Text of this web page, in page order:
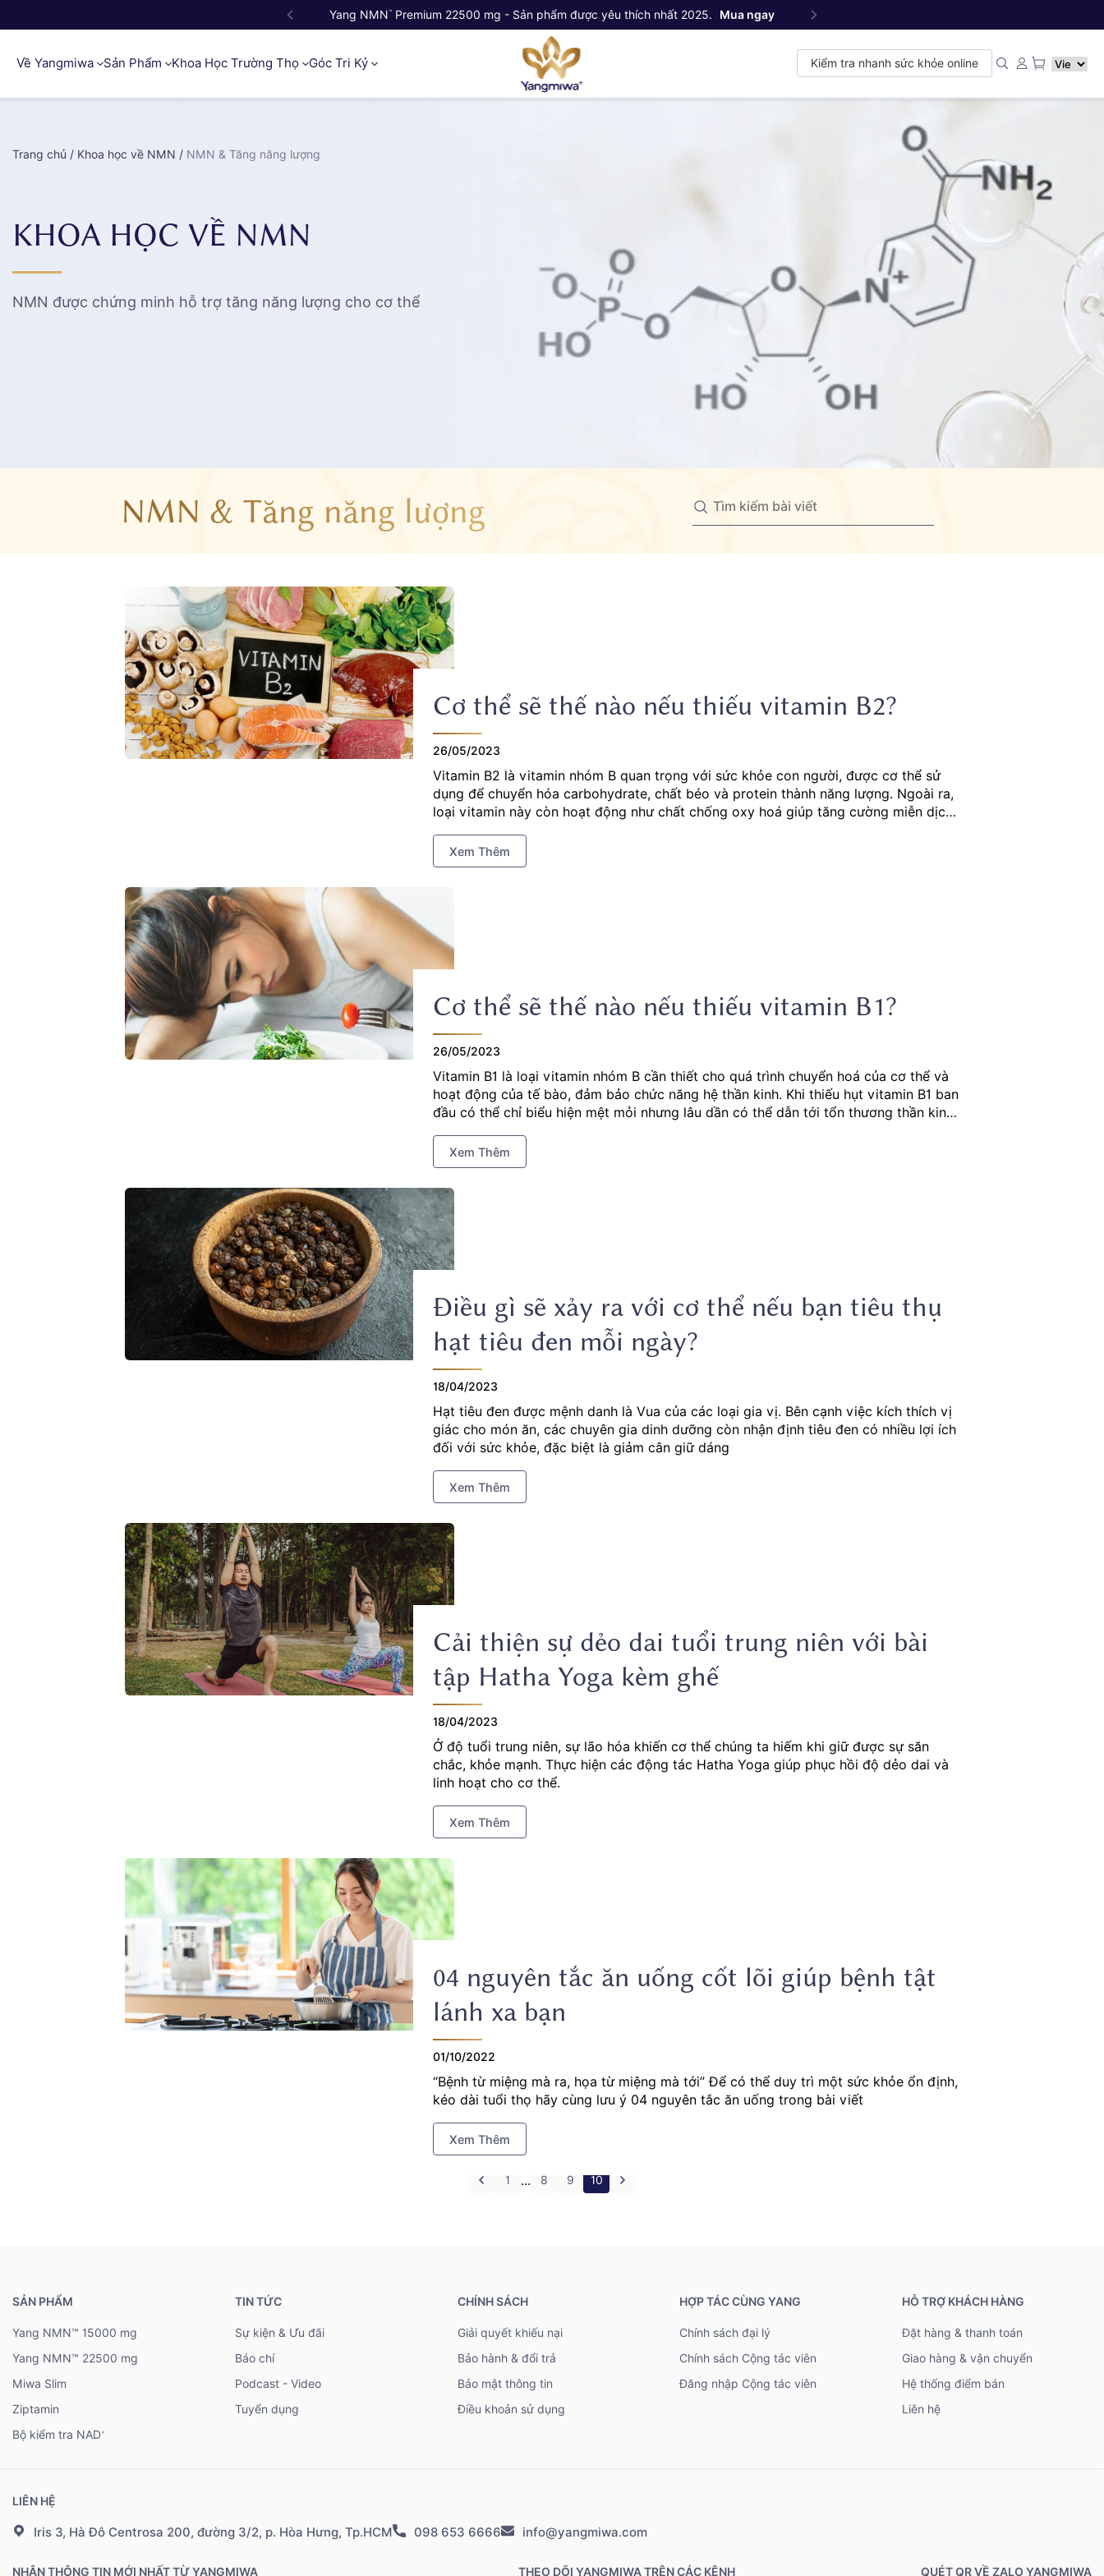
Yang NMN™ Premium 22500 mg - Sản phẩm được yêu thích nhất 2025. Mua ngay
Về Yangmiwa Sản Phẩm Khoa Học Trường Thọ Góc Tri Kỷ Kiểm tra nhanh sức khỏe online
Trang chủ / Khoa học về NMN / NMN & Tăng năng lượng
KHOA HỌC VỀ NMN
NMN được chứng minh hỗ trợ tăng năng lượng cho cơ thể
NMN & Tăng năng lượng
Cơ thể sẽ thế nào nếu thiếu vitamin B2?
26/05/2023
Vitamin B2 là vitamin nhóm B quan trọng với sức khỏe con người, được cơ thể sử
dụng để chuyển hóa carbohydrate, chất béo và protein thành năng lượng. Ngoài ra,
loại vitamin này còn hoạt động như chất chống oxy hoá giúp tăng cường miễn dịch,
phát triển bình thường, hoạt động thể chất và sinh sản. Vậy thiếu vitamin B2 gây
bệnh gì?
Xem Thêm
Cơ thể sẽ thế nào nếu thiếu vitamin B1?
26/05/2023
Vitamin B1 là loại vitamin nhóm B cần thiết cho quá trình chuyển hoá của cơ thể và
hoạt động của tế bào, đảm bảo chức năng hệ thần kinh. Khi thiếu hụt vitamin B1 ban
đầu có thể chỉ biểu hiện mệt mỏi nhưng lâu dần có thể dẫn tới tổn thương thần kinh,
Xem Thêm
Điều gì sẽ xảy ra với cơ thể nếu bạn tiêu thụ
hạt tiêu đen mỗi ngày?
18/04/2023
Hạt tiêu đen được mệnh danh là Vua của các loại gia vị. Bên cạnh việc kích thích vị
giác cho món ăn, các chuyên gia dinh dưỡng còn nhận định tiêu đen có nhiều lợi ích
đối với sức khỏe, đặc biệt là giảm cân giữ dáng
Xem Thêm
Cải thiện sự dẻo dai tuổi trung niên với bài
tập Hatha Yoga kèm ghế
18/04/2023
Ở độ tuổi trung niên, sự lão hóa khiến cơ thể chúng ta hiếm khi giữ được sự săn
chắc, khỏe mạnh. Thực hiện các động tác Hatha Yoga giúp phục hồi độ dẻo dai và
linh hoạt cho cơ thể.
Xem Thêm
04 nguyên tắc ăn uống cốt lõi giúp bệnh tật
lánh xa bạn
01/10/2022
“Bệnh từ miệng mà ra, họa từ miệng mà tới” Để có thể duy trì một sức khỏe ổn định,
kéo dài tuổi thọ hãy cùng lưu ý 04 nguyên tắc ăn uống trong bài viết
Xem Thêm
1 ... 8 9 10
SẢN PHẨM
Yang NMN™ 15000 mg
Yang NMN™ 22500 mg
Miwa Slim
Ziptamin
Bộ kiểm tra NAD+
TIN TỨC
Sự kiện & Ưu đãi
Báo chí
Podcast - Video
Tuyển dụng
CHÍNH SÁCH
Giải quyết khiếu nại
Bảo hành & đổi trả
Bảo mật thông tin
Điều khoản sử dụng
HỢP TÁC CÙNG YANG
Chính sách đại lý
Chính sách Cộng tác viên
Đăng nhập Cộng tác viên
HỖ TRỢ KHÁCH HÀNG
Đặt hàng & thanh toán
Giao hàng & vận chuyển
Hệ thống điểm bán
Liên hệ
LIÊN HỆ
Iris 3, Hà Đô Centrosa 200, đường 3/2, p. Hòa Hưng, Tp.HCM 098 653 6666 info@yangmiwa.com
NHẬN THÔNG TIN MỚI NHẤT TỪ YANGMIWA THEO DÕI YANGMIWA TRÊN CÁC KÊNH QUÉT QR VỀ ZALO YANGMIWA